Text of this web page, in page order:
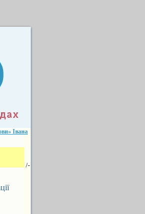
Івана
/-